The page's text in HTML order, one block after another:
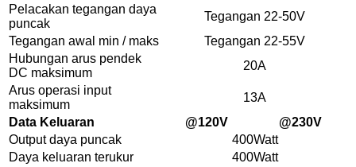
Pelacakan tegangan daya
puncak
Tegangan 22-50V
Tegangan awal min / maks
Tegangan 22-55V
Hubungan arus pendek
DC maksimum
20A
Arus operasi input
maksimum
13A
Data Keluaran
@120V
@230V
Output daya puncak
400Watt
Daya keluaran terukur
400Watt